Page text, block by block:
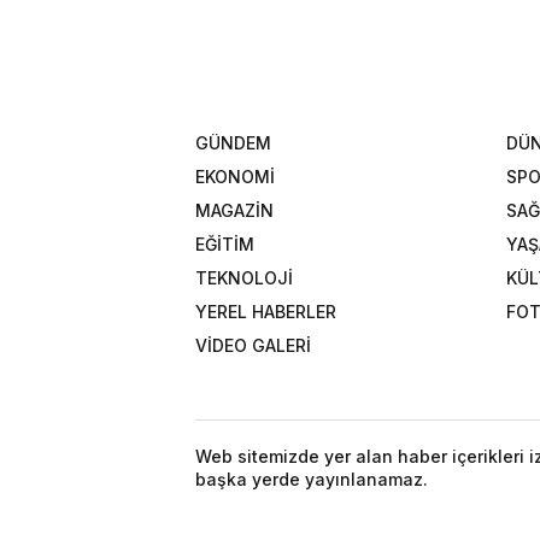
GÜNDEM
EKONOMİ
MAGAZİN
EĞİTİM
TEKNOLOJİ
YEREL HABERLER
VİDEO GALERİ
Web sitemizde yer alan haber içerikleri
başka yerde yayınlanamaz.